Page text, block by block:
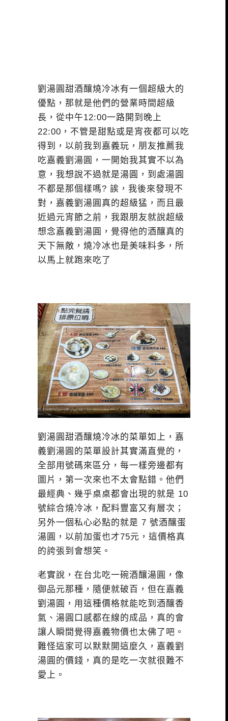
劉湯圓甜酒釀燒冷冰有一個超級大的
優點，那就是他們的營業時間超級
長，從中午12:00一路開到晚上
22:00，不管是甜點或是宵夜都可以吃
得到，以前我到嘉義玩，朋友推薦我
吃嘉義劉湯圓，一開始我其實不以為
意，我想說不過就是湯圓，到處湯圓
不都是那個樣嗎? 誒，我後來發現不
對，嘉義劉湯圓真的超級猛，而且最
近過元宵節之前，我跟朋友就說超級
想念嘉義劉湯圓，覺得他的酒釀真的
天下無敵，燒冷冰也是美味料多，所
以馬上就跑來吃了
劉湯圓甜酒釀燒冷冰的菜單如上，嘉
義劉湯圓的菜單設計其實滿直覺的，
全部用號碼來區分，每一樣旁邊都有
圖片，第一次來也不太會點錯。他們
最經典、幾乎桌桌都會出現的就是 10
號綜合燒冷冰，配料豐富又有層次；
另外一個私心必點的就是 7 號酒釀蛋
湯圓，以前加蛋也才75元，這價格真
的誇張到會想笑。
老實說，在台北吃一碗酒釀湯圓，像
御品元那種，隨便就破百，但在嘉義
劉湯圓，用這種價格就能吃到酒釀香
氣、湯圓口感都在線的成品，真的會
讓人瞬間覺得嘉義物價也太佛了吧。
難怪這家可以默默開這麼久，嘉義劉
湯圓的價錢，真的是吃一次就很難不
愛上。